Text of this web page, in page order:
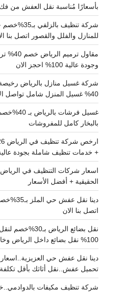
بأسعارًا مُناسبة نقل العفش من
شركة تنظيف
للمنازل والفلل والقصور اتصل بنا
مقاول
وجودة عالية 100% احجز الان
شركة غسيل منازل بالرياض
40% غسيل المنزل شامل تواصل الان
غسيل
بالبخار كامل للمفروشات
+ خدمات تنظيف شاملة بجودة
الحقيقية + أفضل الأسعار
دينا نقل
اتصل بنا الان
نقل بضائع الرياض
100% نقل بضائع داخل الرياض وخارجها
تحميل عفش..نقل أثاثك بأقل
شركة تنظيف مكيفات